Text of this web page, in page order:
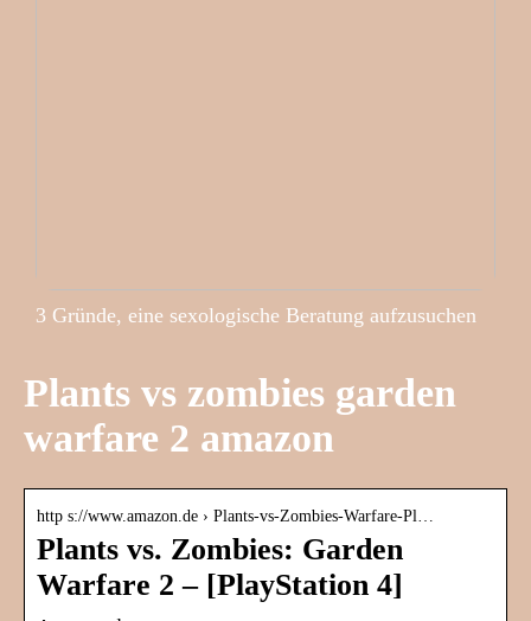
3 Gründe, eine sexologische Beratung aufzusuchen
Plants vs zombies garden
warfare 2 amazon
http s://www.amazon.de › Plants-vs-Zombies-Warfare-Pl…
Plants vs. Zombies: Garden
Warfare 2 – [PlayStation 4]